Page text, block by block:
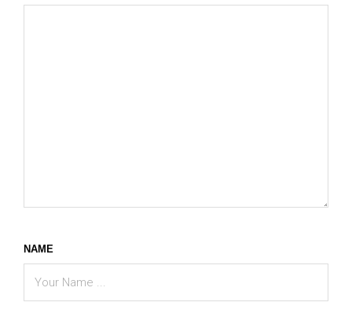
NAME